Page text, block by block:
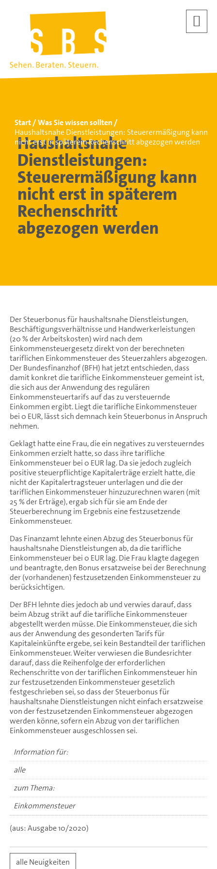
Start
Was Sie wissen sollten
Haushaltsnahe Dienstleistungen: Steuerermäßigung kann
nicht erst in späterem Rechenschritt abgezogen werden
Haushaltsnahe
Dienstleistungen:
Steuerermäßigung kann
nicht erst in späterem
Rechenschritt
abgezogen werden
Der Steuerbonus für haushaltsnahe Dienstleistungen,
Beschäftigungsverhältnisse und Handwerkerleistungen
(20 % der Arbeitskosten) wird nach dem
Einkommensteuergesetz direkt von der berechneten
tariflichen Einkommensteuer des Steuerzahlers abgezogen.
Der Bundesfinanzhof (BFH) hat jetzt entschieden, dass
damit konkret die tarifliche Einkommensteuer gemeint ist,
die sich aus der Anwendung des regulären
Einkommensteuertarifs auf das zu versteuernde
Einkommen ergibt. Liegt die tarifliche Einkommensteuer
bei 0 EUR, lässt sich demnach kein Steuerbonus in Anspruch
nehmen.
Geklagt hatte eine Frau, die ein negatives zu versteuerndes
Einkommen erzielt hatte, so dass ihre tarifliche
Einkommensteuer bei 0 EUR lag. Da sie jedoch zugleich
positive steuerpflichtige Kapitalerträge erzielt hatte, die
nicht der Kapitalertragsteuer unterlagen und die der
tariflichen Einkommensteuer hinzuzurechnen waren (mit
25 % der Erträge), ergab sich für sie am Ende der
Steuerberechnung im Ergebnis eine festzusetzende
Einkommensteuer.
Das Finanzamt lehnte einen Abzug des Steuerbonus für
haushaltsnahe Dienstleistungen ab, da die tarifliche
Einkommensteuer bei 0 EUR lag. Die Frau klagte dagegen
und beantragte, den Bonus ersatzweise bei der Berechnung
der (vorhandenen) festzusetzenden Einkommensteuer zu
berücksichtigen.
Der BFH lehnte dies jedoch ab und verwies darauf, dass
beim Abzug strikt auf die tarifliche Einkommensteuer
abgestellt werden müsse. Die Einkommensteuer, die sich
aus der Anwendung des gesonderten Tarifs für
Kapitaleinkünfte ergebe, sei kein Bestandteil der tariflichen
Einkommensteuer. Weiter verwiesen die Bundesrichter
darauf, dass die Reihenfolge der erforderlichen
Rechenschritte von der tariflichen Einkommensteuer hin
zur festzusetzenden Einkommensteuer gesetzlich
festgeschrieben sei, so dass der Steuerbonus für
haushaltsnahe Dienstleistungen nicht einfach ersatzweise
von der festzusetzenden Einkommensteuer abgezogen
werden könne, sofern ein Abzug von der tariflichen
Einkommensteuer ausgeschlossen sei.
Information für:
alle
zum Thema:
Einkommensteuer
(aus: Ausgabe 10/2020)
alle Neuigkeiten